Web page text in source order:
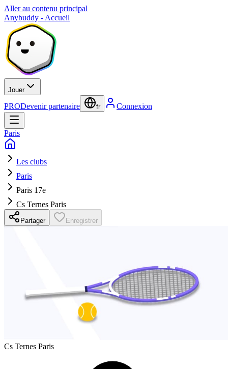
Aller au contenu principal
Anybuddy - Accueil
Jouer
PRODevenir partenaire fr Connexion
Paris
Les clubs
Paris
Paris 17e
Cs Ternes Paris
Partager Enregistrer
Cs Ternes Paris